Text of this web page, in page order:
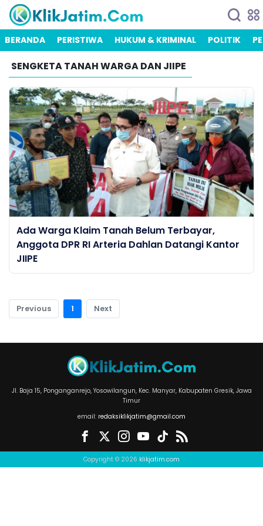
BERANDA PERISTIWA HUKUM & KRIMINAL POLITIK
SENGKETA TANAH WARGA DAN JIIPE
Ada Warga Klaim Tanah Belum Terbayar,
Anggota DPR RI Arteria Dahlan Datangi Kantor
JIIPE
Previous 1 Next
Jl. Baja 15, Ponganganrejo, Yosowilangun, Kec. Manyar, Kabupaten Gresik, Jawa
Timur
email: redaksiklikjatim@gmail.com
Copyright © 2026 klikjatim.com